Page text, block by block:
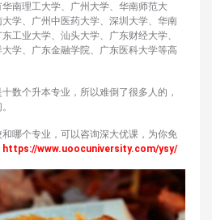
南理工大学、广州大学、华南师范大
学、广州中医药大学、深圳大学、华南
工业大学、汕头大学、广东财经大学、
学、广东金融学院、广东医科大学等高
数个升本专业，所以难倒了很多人的，
哪个专业，可以咨询深大优课，为你免
https://www.uoocuniversity.com/ysy/